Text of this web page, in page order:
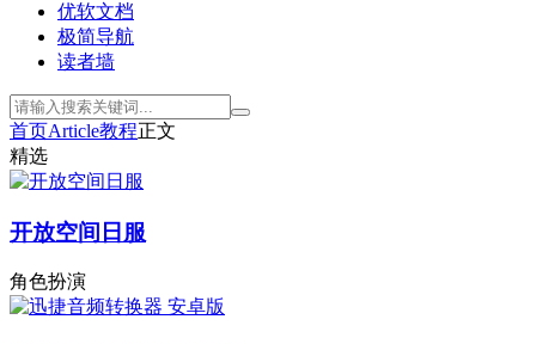
优软文档
极简导航
读者墙
首页Article教程正文
精选
开放空间日服
角色扮演